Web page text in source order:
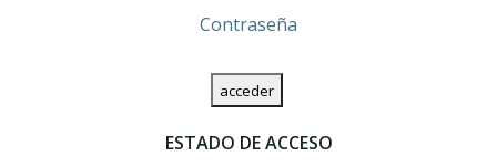
Contraseña
ESTADO DE ACCESO